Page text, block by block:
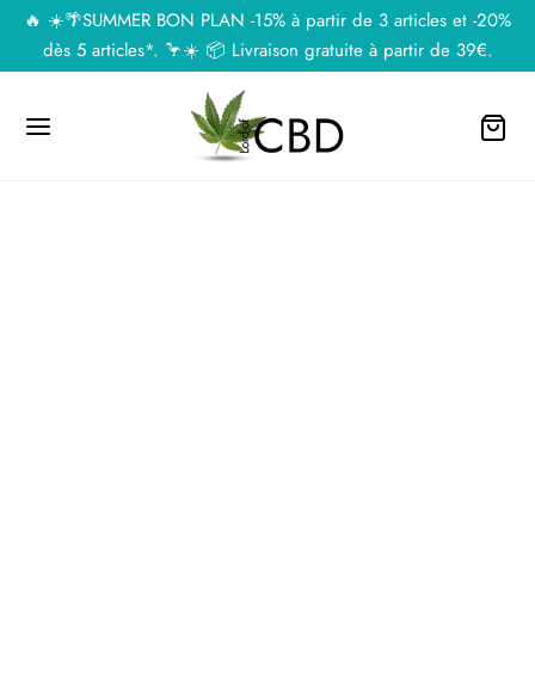
🔥 ☀️🌴SUMMER BON PLAN -15% à partir de 3 articles et -20%
dès 5 articles*. 🦩☀️ 📦 Livraison gratuite à partir de 39€.